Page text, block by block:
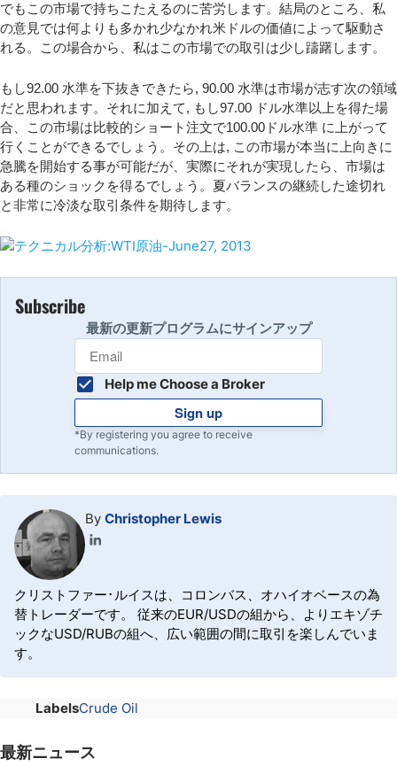
でもこの市場で持ちこたえるのに苦労します。結局のところ、私
の意見では何よりも多かれ少なかれ米ドルの価値によって駆動さ
れる。この場合から、私はこの市場での取引は少し躊躇します。
もし92.00 水準を下抜きできたら, 90.00 水準は市場が志す次の領域
だと思われます。それに加えて, もし97.00 ドル水準以上を得た場
合、この市場は比較的ショート注文で100.00ドル水準 に上がって
行くことができるでしょう。その上は, この市場が本当に上向きに
急騰を開始する事が可能だが、実際にそれが実現したら、市場は
ある種のショックを得るでしょう。夏バランスの継続した途切れ
と非常に冷淡な取引条件を期待します。
Subscribe
最新の更新プログラムにサインアップ
Help me Choose a Broker
Sign up
*By registering you agree to receive
communications.
By Christopher Lewis
クリストファー･ルイスは、コロンバス、オハイオベースの為
替トレーダーです。 従来のEUR/USDの組から、よりエキゾチ
ックなUSD/RUBの組へ、広い範囲の間に取引を楽しんでいま
す。
LabelsCrude Oil
最新ニュース